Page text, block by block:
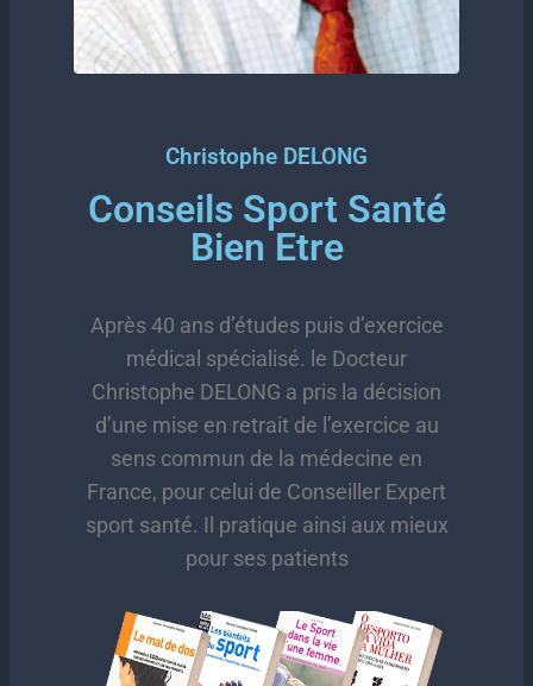
Christophe DELONG
Conseils Sport Santé
Bien Etre
Après 40 ans d’études puis d’exercice
médical spécialisé. le Docteur
Christophe DELONG a pris la décision
d’une mise en retrait de l’exercice au
sens commun de la médecine en
France, pour celui de Conseiller Expert
sport santé. Il pratique ainsi aux mieux
pour ses patients